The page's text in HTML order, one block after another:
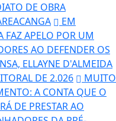
DE OBRA
EM
FAZ APELO POR UM
AO DEFENDER OS
ELLAYNE D'ALMEIDA
DE 2.026
MUITO
A CONTA QUE O
DE PRESTAR AO